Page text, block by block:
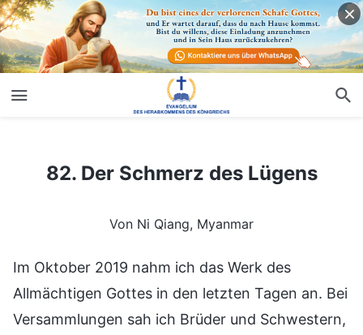
82. Der Schmerz des Lügens
Von Ni Qiang, Myanmar
Im Oktober 2019 nahm ich das Werk des
Allmächtigen Gottes in den letzten Tagen an. Bei
Versammlungen sah ich Brüder und Schwestern,